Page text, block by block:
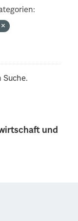
und
Suche.